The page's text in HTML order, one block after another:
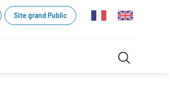
Site grand Public
Recherche